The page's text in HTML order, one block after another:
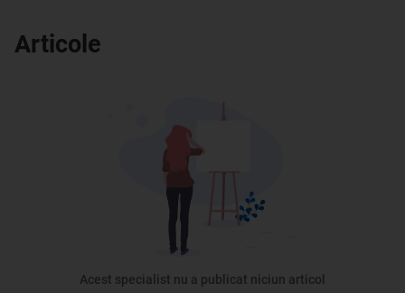
Articole
Acest specialist nu a publicat niciun articol